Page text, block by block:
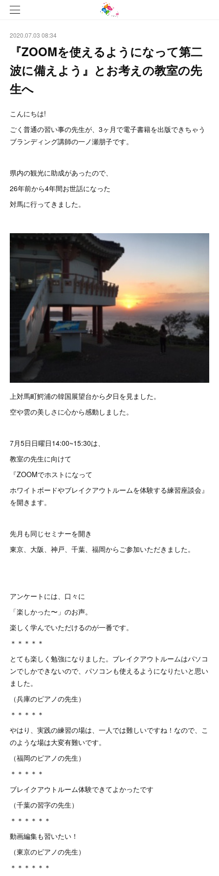
2020.07.03 08:34
『ZOOMを使えるようになって第二
波に備えよう』とお考えの教室の先
生へ
こんにちは!
ごく普通の習い事の先生が、3ヶ月で電子書籍を出版できちゃう
ブランディング講師の一ノ瀬朋子です。
県内の観光に助成があったので、
26年前から4年間お世話になった
対馬に行ってきました。
上対馬町鰐浦の韓国展望台から夕日を見ました。
空や雲の美しさに心から感動しました。
7月5日日曜日14:00~15:30は、
教室の先生に向けて
『ZOOMでホストになって
ホワイトボードやブレイクアウトルームを体験する練習座談会』
を開きます。
先月も同じセミナーを開き
東京、大阪、神戸、千葉、福岡からご参加いただきました。
アンケートには、口々に
「楽しかった〜」のお声。
楽しく学んでいただけるのが一番です。
＊＊＊＊＊
とても楽しく勉強になりました。ブレイクアウトルームはパソコ
ンでしかできないので、パソコンも使えるようになりたいと思い
ました。
（兵庫のピアノの先生）
＊＊＊＊＊
やはり、実践の練習の場は、一人では難しいですね！なので、こ
のような場は大変有難いです。
（福岡のピアノの先生）
＊＊＊＊＊
ブレイクアウトルーム体験できてよかったです
（千葉の習字の先生）
＊＊＊＊＊＊
動画編集も習いたい！
（東京のピアノの先生）
＊＊＊＊＊＊